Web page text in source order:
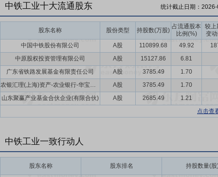
中铁工业十大流通股东 统计截止日期：
股东名称 股份类型 持股数(万股)
占流通股本
比例(%)
较上
变
中国中铁股份有限公司
A股 110899.68 49.92
中原股权投资管理有限公司
A股 15127.86
6.81
广东省铁路发展基金有限责任公司
A股 3785.49
1.70
农银汇理(上海)资产-农业银行-华宝信托-投资[6]号集合资金信托计划
A股 3785.49
1.70
山东聚赢产业基金合伙企业(有限合伙)
A股 2685.49
1.21
点击查
中铁工业一致行动人
股东名称 股东排名 持股数量(股